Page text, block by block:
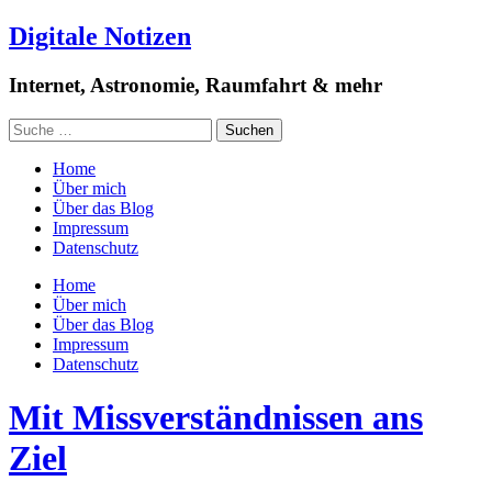
Digitale Notizen
Internet, Astronomie, Raumfahrt & mehr
Home
Über mich
Über das Blog
Impressum
Datenschutz
Home
Über mich
Über das Blog
Impressum
Datenschutz
Mit Missverständnissen ans
Ziel